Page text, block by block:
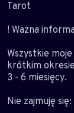
Tarot
! Ważna
Wszystkie
krótkim
3 - 6 miesięcy.
Nie zajmuję się: